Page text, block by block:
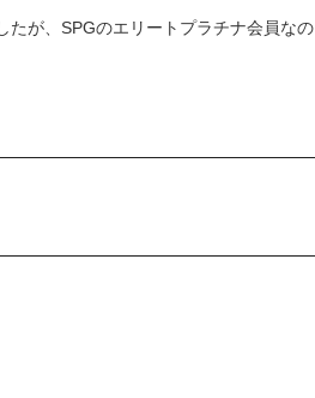
たが、SPGのエリートプラチナ会員なの